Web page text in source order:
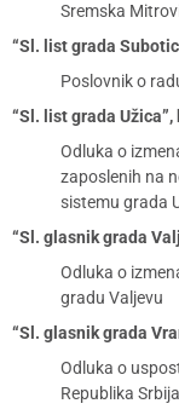
Sremska
“Sl. list grada
Poslovnik o
“Sl. list grada
Odluka o
zaposlenih na
sistemu grada
“Sl. glasnik grada
Odluka o
gradu Valjevu
“Sl. glasnik grada
Odluka o
Republika